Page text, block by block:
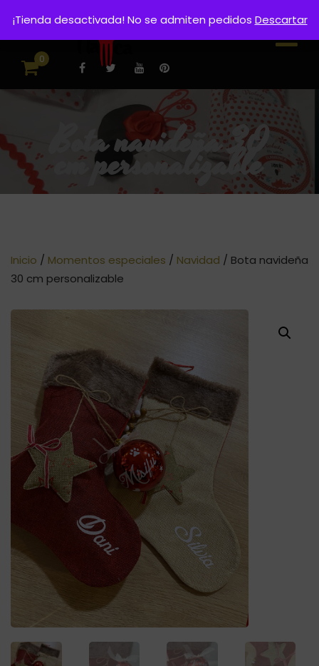
0
Bota navideña 30
cm personalizable
Inicio / Momentos especiales / Navidad / Bota navideña
30 cm personalizable
¡Tienda desactivada! No se admiten pedidos Descartar